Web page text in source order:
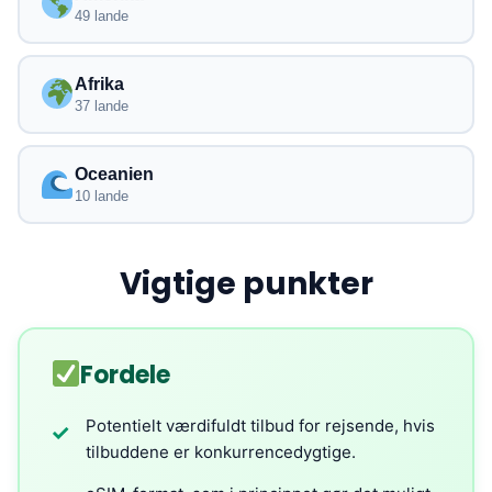
49 lande
Afrika
37 lande
Oceanien
10 lande
Vigtige punkter
Fordele
✓
Potentielt værdifuldt tilbud for rejsende, hvis
tilbuddene er konkurrencedygtige.